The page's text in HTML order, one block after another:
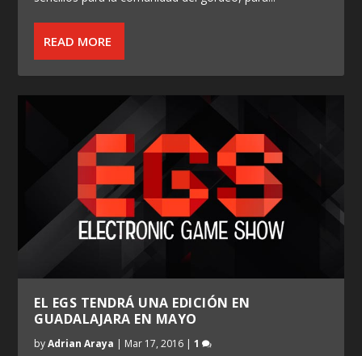
READ MORE
EL EGS TENDRÁ UNA EDICIÓN EN
GUADALAJARA EN MAYO
byAdrian Araya | Mar 17, 2016 |1